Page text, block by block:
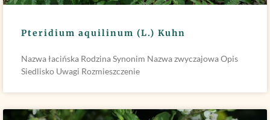
Pteridium aquilinum (L.) Kuhn
Nazwa łacińska Rodzina Synonim Nazwa zwyczajowa Opis
Siedlisko Uwagi Rozmieszczenie